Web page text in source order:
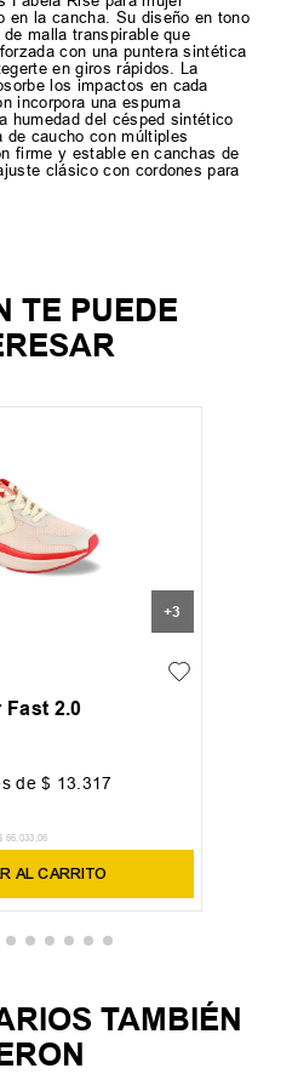
en la cancha. Su diseño en tono
malla transpirable que
con una puntera sintética
en giros rápidos. La
los impactos en cada
incorpora una espuma
humedad del césped sintético
de caucho con múltiples
firme y estable en canchas de
clásico con cordones para
TE PUEDE
+3
2.0
de$ 13 317
66 033 06
AL CARRITO
TAMBIÉN